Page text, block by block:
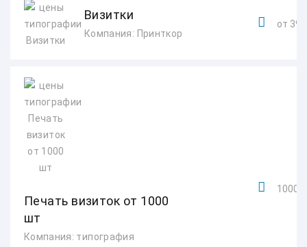
Визитки
Компания: Принткор
от
Печать визиток от 1000
шт
Компания: типография
1000 -